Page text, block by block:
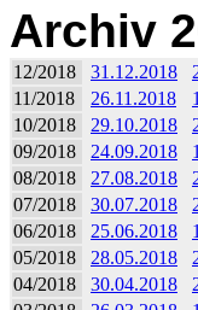
Archiv
12/2018 31.12.2018
11/2018
26.11.2018
10/2018
29.10.2018
09/2018
24.09.2018
08/2018
27.08.2018
07/2018
30.07.2018
06/2018
25.06.2018
05/2018
28.05.2018
04/2018
30.04.2018